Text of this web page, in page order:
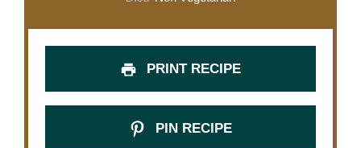
PRINT RECIPE
PIN RECIPE